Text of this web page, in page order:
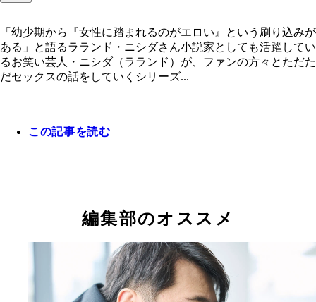
「幼少期から『女性に踏まれるのがエロい』という刷り込みが
ある」と語るラランド・ニシダさん小説家としても活躍してい
るお笑い芸人・ニシダ（ラランド）が、ファンの方々とただた
だセックスの話をしていくシリーズ...
この記事を読む
編集部のオススメ